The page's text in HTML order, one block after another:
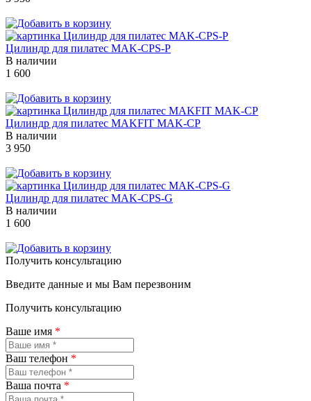
Цилиндр для пилатес MAK-CPS-P
В наличии
1 600
Цилиндр для пилатес MAKFIT MAK-CP
В наличии
3 950
Цилиндр для пилатес MAK-CPS-G
В наличии
1 600
Получить консультацию
Введите данные и мы Вам перезвоним
Получить консультацию
Ваше имя *
Ваш телефон *
Ваша почта *